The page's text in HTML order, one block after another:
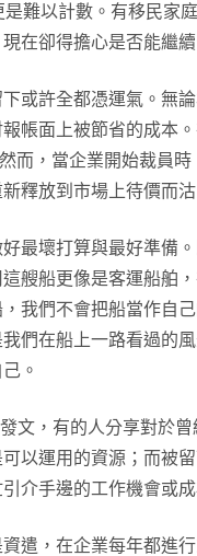
難以計數。有移民家
在卻得擔心是否能繼續
或許全都憑運氣。無
帳面上被節省的成本
而，當企業開始裁員
釋放到市場上待價而沽
最壞打算與最好準備
艘船更像是客運船舶
我們不會把船當作自
們在船上一路看過的
。
文，有的人分享對於
以運用的資源；而被
介手邊的工作機會或成
遣，在企業每年都進